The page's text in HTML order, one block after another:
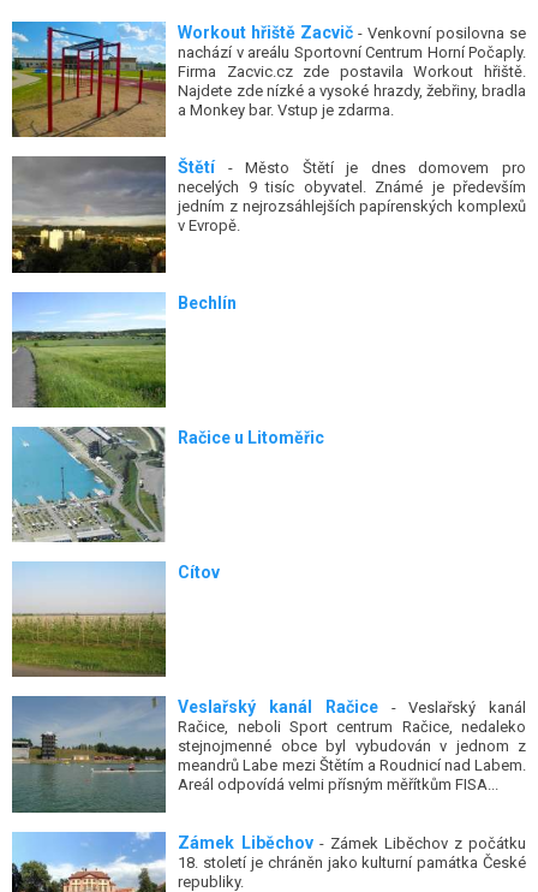
Workout hřiště Zacvič - Venkovní posilovna se
nachází v areálu Sportovní Centrum Horní Počaply.
Firma Zacvic.cz zde postavila Workout hřiště.
Najdete zde nízké a vysoké hrazdy, žebřiny, bradla
a Monkey bar. Vstup je zdarma.
Štětí - Město Štětí je dnes domovem pro
necelých 9 tisíc obyvatel. Známé je především
jedním z nejrozsáhlejších papírenských komplexů
v Evropě.
Bechlín
Račice u Litoměřic
Cítov
Veslařský kanál Račice- Veslařský kanál
Račice, neboli Sport centrum Račice, nedaleko
stejnojmenné obce byl vybudován v jednom z
meandrů Labe mezi Štětím a Roudnicí nad Labem.
Areál odpovídá velmi přísným měřítkům FISA...
Zámek Liběchov- Zámek Liběchov z počátku
18. století je chráněn jako kulturní památka České
republiky.